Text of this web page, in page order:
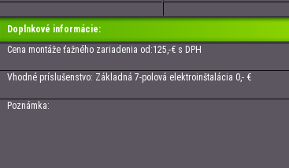
Doplnkové informácie:
Cena montáže ťažného zariadenia od:125,-€ s DPH
Vhodné príslušenstvo: Základná 7-polová elektroinštalácia 0,- €
Poznámka: